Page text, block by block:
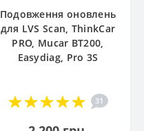
Подовження оновлень
для LVS Scan, ThinkCar
PRO, Mucar BT200,
Easydiag, Pro 3S
31